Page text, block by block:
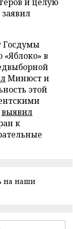
Госдумы
в
Минюст и
этой
выявил
к
на наши